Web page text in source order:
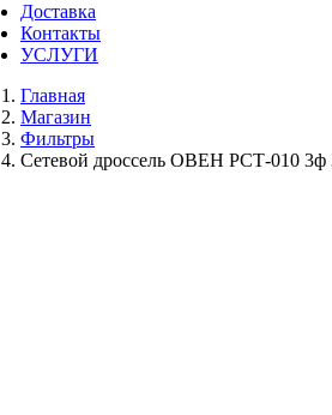
Доставка
Контакты
УСЛУГИ
Главная
Магазин
Фильтры
Сетевой дроссель ОВЕН РСТ-010